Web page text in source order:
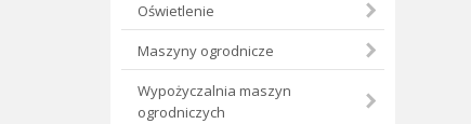
Oświetlenie
Maszyny ogrodnicze
Wypożyczalnia maszyn
ogrodniczych